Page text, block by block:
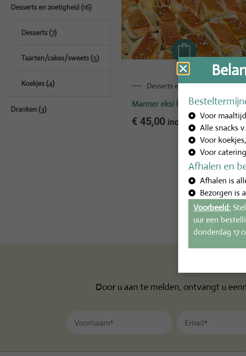
Desserts en zoetigheid (16)
Desserts(7)
Taarten/cakes/sweets(5)
Koekjes(4)
Dranken (3)
Desserts en zoetigheid
Marmer eksi koekoe (middel)
€ 45,00 incl.btw
Door u aan te melden, ontvangt u
Voor
Alle snacks
Voor
Voor
Afhalen en
Afhalen is
Bezorgen is
Voorbeeld:
uur een
donderdag